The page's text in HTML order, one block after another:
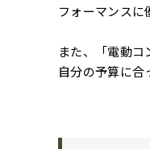
フォーマンスに
また、「電動コ
自分の予算に合